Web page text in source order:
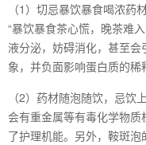
（1）切忌暴饮暴食喝浓药
“暴饮暴食茶心慌，晚茶难
液分泌，妨碍消化，甚至会
象，并负面影响蛋白质的稀
（2）药材随泡随饮，忌
会有重金属等有毒化学物
了护理机能。另外，鞍斑